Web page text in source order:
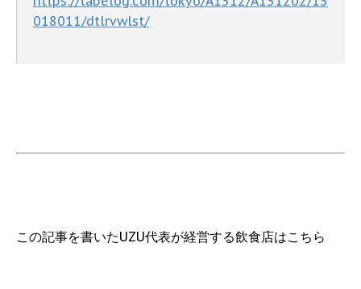
018011/dtlrvwlst/
この記事を書いたUZU代表が経営する飲食店はこちら